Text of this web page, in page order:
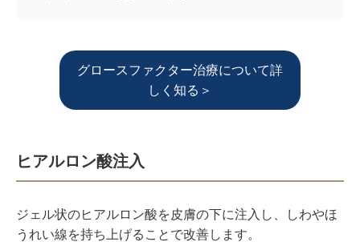
グロースファクター治療について詳
しく知る＞
ヒアルロン酸注入
ジェル状のヒアルロン酸を皮膚の下に注入し、しわやほ
うれい線を持ち上げることで改善します。